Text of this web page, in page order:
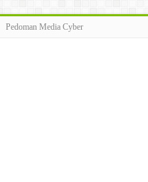
Pedoman Media Cyber